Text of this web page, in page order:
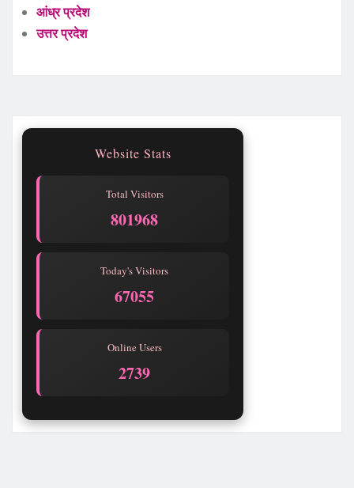
आंध्र प्रदेश
उत्तर प्रदेश
Website Stats
Total Visitors
801968
Today's Visitors
67055
Online Users
2739